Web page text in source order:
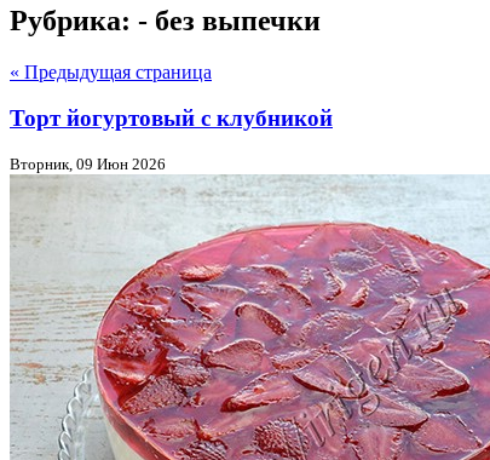
Рубрика: - без выпечки
« Предыдущая страница
Торт йогуртовый с клубникой
Вторник, 09 Июн 2026